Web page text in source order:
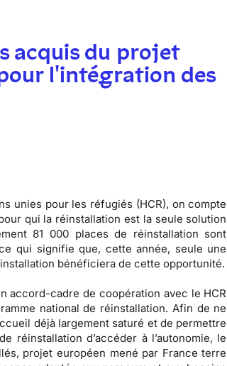
acquis du projet
l'intégration des
unies pour les réfugiés (HCR), on compte
qui la réinstallation est la seule solution
81 000 places de réinstallation sont
qui signifie que, cette année, seule une
bénéficiera de cette opportunité.
accord-cadre de coopération avec le HCR
national de réinstallation. Afin de ne
déjà largement saturé et de permettre
réinstallation d’accéder à l’autonomie, le
projet européen mené par France terre